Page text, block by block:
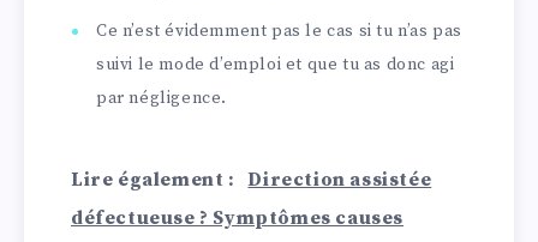
Ce n’est évidemment pas le cas si tu n’as pas
suivi le mode d’emploi et que tu as donc agi
par négligence.
Lire également :
Direction assistée
défectueuse ? Symptômes causes